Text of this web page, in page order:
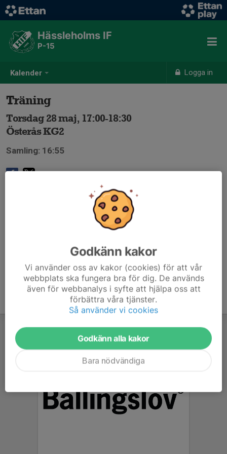
Kalender Logga in
Hässleholms IF
P-15
Träning
Torsdag 28 maj, 17:00-18:30
Österås KG2
Samling: 16:55
Godkänn kakor
Vi använder oss av kakor (cookies) för att vår
webbplats ska fungera bra för dig. De används
även för webbanalys i syfte att hjälpa oss att
förbättra våra tjänster.
Så använder vi cookies
Godkänn alla kakor
Bara nödvändiga